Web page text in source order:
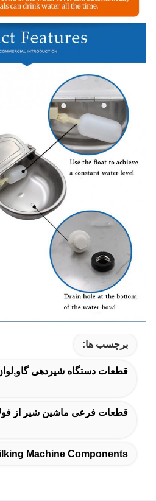
برچسب ها:
قطعات دستگاه شیردهی
قطعات فرعی ماشین شیر از
Machine Components